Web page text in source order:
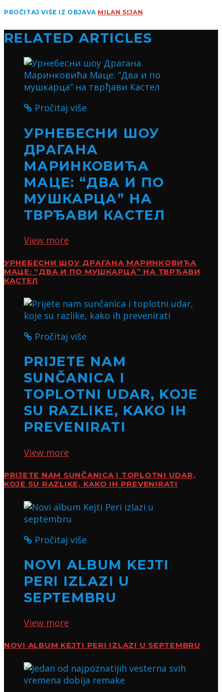
PROČITAJ VIŠE IZ OBJAVA MILAN SIJAN
RELATED ARTICLES
Pročitaj više
УРНЕБЕСНИ ШОУ
ДРАГАНА
МАРИНКОВИЋА
МАЦЕ: “ДВА И ПО
МУШКАРЦА” НА
ТВРЂАВИ КАСТЕЛ
View more
УРНЕБЕСНИ ШОУ ДРАГАНА МАРИНКОВИЋА
МАЦЕ: “ДВА И ПО МУШКАРЦА” НА ТВРЂАВИ
КАСТЕЛ
Pročitaj više
PRIJETE NAM
SUNČANICA I
TOPLOTNI UDAR, KOJE
SU RAZLIKE, KAKO IH
PREVENIRATI
View more
PRIJETE NAM SUNČANICA I TOPLOTNI UDAR,
KOJE SU RAZLIKE, KAKO IH PREVENIRATI
Pročitaj više
NOVI ALBUM KEJTI
PERI IZLAZI U
SEPTEMBRU
View more
NOVI ALBUM KEJTI PERI IZLAZI U SEPTEMBRU